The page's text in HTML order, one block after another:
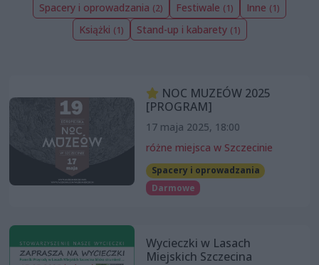
Spacery i oprowadzania (2) Festiwale (1) Inne (1)
Książki (1) Stand-up i kabarety (1)
NOC MUZEÓW 2025
[PROGRAM]
17 maja 2025, 18:00
różne miejsca w Szczecinie
Spacery i oprowadzania
Darmowe
Wycieczki w Lasach
Miejskich Szczecina